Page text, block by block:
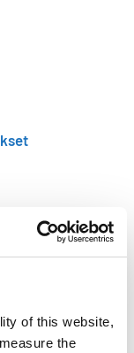
of this website,
the